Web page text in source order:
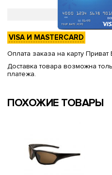
VISA И MASTERCARD
Оплата заказа на карту Приват
Доставка товара возможна
платежа.
ПОХОЖИЕ ТОВАРЫ